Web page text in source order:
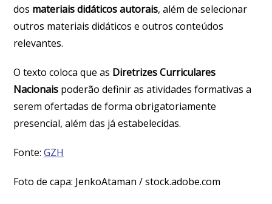
dos materiais didáticos autorais, além de selecionar
outros materiais didáticos e outros conteúdos
relevantes.
O texto coloca que as Diretrizes Curriculares
Nacionais poderão definir as atividades formativas a
serem ofertadas de forma obrigatoriamente
presencial, além das já estabelecidas.
Fonte:GZH
Foto de capa: JenkoAtaman / stock.adobe.com